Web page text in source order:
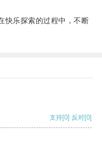
乐探索的过程中，不断
支持[0] 反对[0]